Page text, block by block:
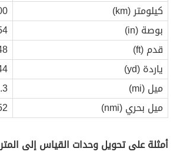
كيلومتر (km)
بوصة (in)
قدم (ft)
ياردة (yd)
ميل (mi)
ميل بحري (nmi)
أمثلة على تحويل وحدات القياس إلى المتر